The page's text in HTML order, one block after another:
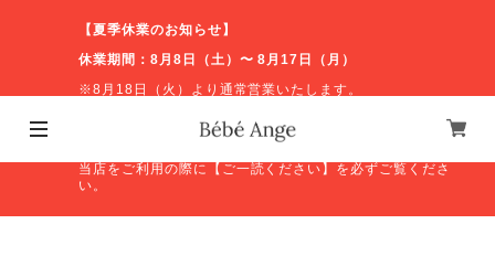
【夏季休業のお知らせ】
休業期間：8月8日（土）〜 8月17日（月）
※8月18日（火）より通常営業いたします。
休業期間中のお問い合わせやオンラインショップの発送等
につきましては、営業再開後に順次対応いたします。ご不
当店をご利用の際に【ご一読ください】を必ずご覧くださ
い。